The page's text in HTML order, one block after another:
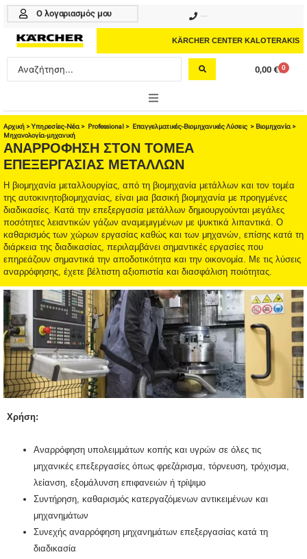
Μετάβαση
περιεχόμενο
Ο λογαριασμός μου
KÄRCHER CENTER KALOTERAKIS
Search
...
0,00 € 0
Cart
ONLINE SHOP
HOME & GARDEN
PROFESSIONAL
ΑΞΕΣΟΥΑΡ
ΚΑΘΑΡΙΣΤΙΚΑ
ΥΠΗΡΕΣΙΕΣ-ΝΕΑ-ΛΥΣΕΙΣ
Αρχική >Υπηρεσίες-Νέα > Professional > Eπαγγελματικές-Βιομηχανικές Λύσεις > Βιομηχανία >
Μηχανολογία-μηχανική
ΑΝΑΡΡΟΦΗΣΗ ΣΤΟΝ ΤΟΜΕΑ
ΕΠΕΞΕΡΓΑΣΙΑΣ ΜΕΤΑΛΛΩΝ
Η βιομηχανία μεταλλουργίας, από τη βιομηχανία μετάλλων και τον τομέα
της αυτοκινητοβιομηχανίας, είναι μια βασική βιομηχανία με προηγμένες
διαδικασίες. Κατά την επεξεργασία μετάλλων δημιουργούνται μεγάλες
ποσότητες λειαντικών γάζων αναμεμιγμένων με ψυκτικά λιπαντικά. Ο
καθαρισμός των χώρων εργασίας καθώς και των μηχανών, επίσης κατά τη
διάρκεια της διαδικασίας, περιλαμβάνει σημαντικές εργασίες που
επηρεάζουν σημαντικά την αποδοτικότητα και την οικονομία. Με τις λύσεις
αναρρόφησης, έχετε βέλτιστη αξιοπιστία και διασφάλιση ποιότητας.
Χρήση:
Αναρρόφηση υπολειμμάτων κοπής και υγρών σε όλες τις
μηχανικές επεξεργασίες όπως φρεζάρισμα, τόρνευση, τρόχισμα,
λείανση, εξομάλυνση επιφανειών ή τρίψιμο
Συντήρηση, καθαρισμός κατεργαζόμενων αντικειμένων και
μηχανημάτων
Συνεχής αναρρόφηση μηχανημάτων επεξεργασίας κατά τη
διαδικασία